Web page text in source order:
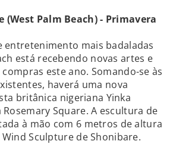
(West Palm Beach) - Primavera
entretenimento mais badaladas
está recebendo novas artes e
este ano. Somando-se às
haverá uma nova
britânica nigeriana Yinka
Rosemary Square. A escultura de
à mão com 6 metros de altura
Sculpture de Shonibare.